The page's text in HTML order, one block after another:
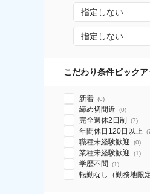
指定しない
指定しない
こだわり条件ピック
新着 (0)
締め切間近 (0)
完全週休2日制 (7)
年間休日120日以上 (
職種未経験歓迎 (0)
業種未経験歓迎 (1)
学歴不問 (1)
転勤なし（勤務地限定